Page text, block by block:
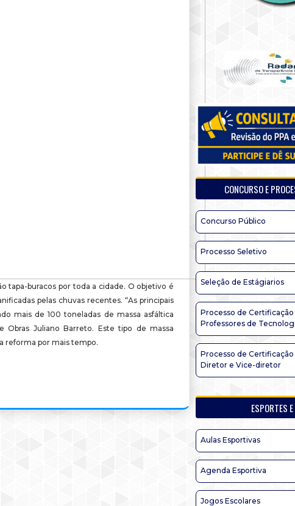
tapa-buracos por toda a cidade. O objetivo é
pelas chuvas recentes. “As principais
mais de 100 toneladas de massa asfáltica
Obras Juliano Barreto. Este tipo de massa
reforma por mais tempo.
CONCURSO E
Concurso Público
Processo Seletivo
Seleção de Estágiarios
Processo de
Professores de
Processo de
Diretor e Vice-diretor
ESPORTES
Aulas Esportivas
Agenda Esportiva
Jogos Escolares